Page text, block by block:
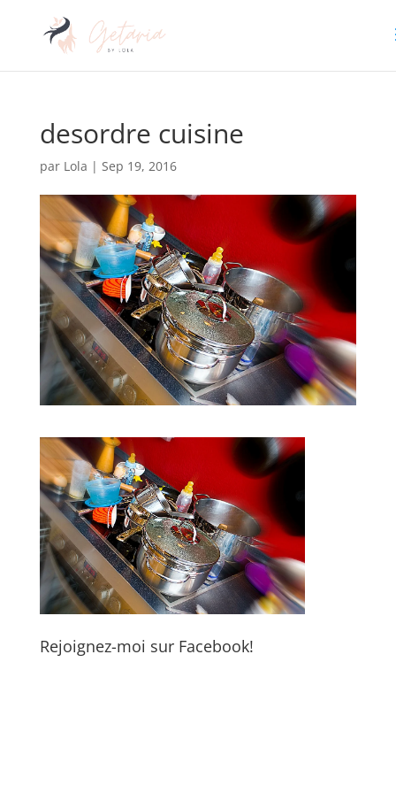
desordre cuisine
par Lola | Sep 19, 2016
Rejoignez-moi sur Facebook!